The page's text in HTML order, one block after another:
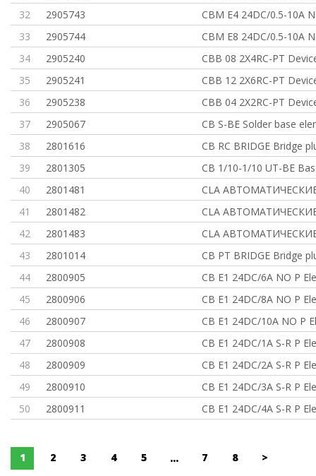
32
2905743
CBM E4 24DC/0.5-10A
33
2905744
CBM E8 24DC/0.5-10A
34
2905240
CBB 08 2X4RC-PT
35
2905241
CBB 12 2X6RC-PT
36
2905238
CBB 04 2X2RC-PT
37
2905067
CB S-BE Solder base
38
2801616
CB RC BRIDGE Bridge
39
2801305
CB 1/10-1/10 UT-BE
40
2801481
CLA
41
2801482
CLA
42
2801483
CLA
43
2801014
CB PT BRIDGE Bridge
44
2800905
CB E1 24DC/6A NO P
45
2800906
CB E1 24DC/8A NO P
46
2800907
CB E1 24DC/10A NO P
47
2800908
CB E1 24DC/1A S-R P
48
2800909
CB E1 24DC/2A S-R P
49
2800910
CB E1 24DC/3A S-R P
50
2800911 CB E1 24DC/4A S-R P
1 2 3 4 5 ... 7 8 >